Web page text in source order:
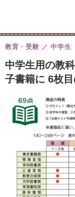
中学生用の教
子書籍に 6枚
教育・受験 中学生